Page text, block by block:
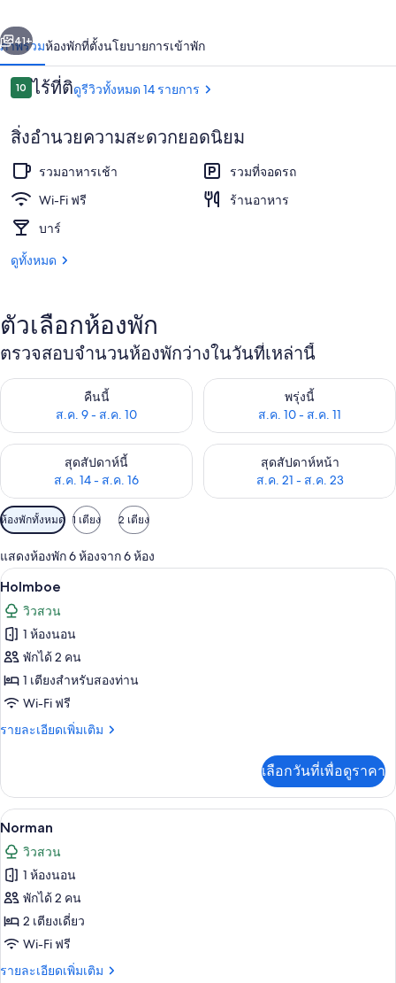
า
ถัดไป
41+
ภาพรวมห้องพักที่ตั้งนโยบายการเข้าพัก
รีวิว
1010 จาก 10
ไร้ที่ติดูรีวิวทั้งหมด 14 รายการ
สิ่งอำนวยความสะดวกยอดนิยม
รวมอาหารเช้า
รวมที่จอดรถ
Wi-Fi ฟรี
ร้านอาหาร
บาร์
ดูทั้งหมด
ตัวเลือกห้องพัก
ตรวจสอบจำนวนห้องพักว่างในวันที่เหล่านี้
คืนนี้
ส.ค. 9 - ส.ค. 10
ตรวจสอบจำนวนห้องพักว่างในคืนนี้ ส.ค. 9 - ส.ค. 10
พรุ่งนี้
ส.ค. 10 - ส.ค. 11
ตรวจสอบจำนวนห้องพักว่างใน
สุดสัปดาห์นี้
ส.ค. 14 - ส.ค. 16
ตรวจสอบจำนวนห้องพักว่างในสุดสัปดาห์นี้ ส.ค. 14 - ส.ค. 16
สุดสัปดาห์หน้า
ส.ค. 21 - ส.ค. 23
ตรวจสอบจำนวนห้องพักว่างใน
ตัว
กรอง
ที่
มี
ให้
สำหรับ
ห้อง
พัก
ห้องพักทั้งหมด 1 เตียง 2 เตียง
แสดงห้องพัก 6 ห้องจาก 6 ห้อง
เปิด
ภาพถ่าย
ทั้งหมด
ของ
Holmboe
Holmboe | ผ้าม่านกันแสง, Wi-Fi ฟรี,
3
Holmboe
วิวสวน
1 ห้องนอน
พักได้ 2 คน
1 เตียงสำหรับสองท่าน
Wi-Fi ฟรี
รายละเอียดเพิ่มเติม
ราย
เกี่ยว
กับ
Holmboe
เลือกวันที่เพื่อดูราคา
เปิด
ภาพถ่าย
ทั้งหมด
ของ
Norman
Norman | ผ้าม่านกันแสง, Wi-Fi ฟรี,
4
Norman
วิวสวน
1 ห้องนอน
พักได้ 2 คน
2 เตียงเดี่ยว
Wi-Fi ฟรี
รายละเอียดเพิ่มเติม
ราย